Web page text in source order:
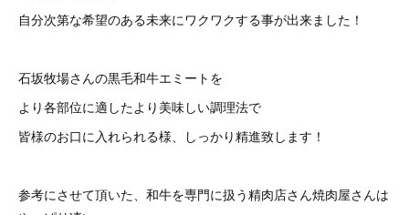
自分次第な希望のある未来にワクワクする事が出来ました！
石坂牧場さんの黒毛和牛エミートを
より各部位に適したより美味しい調理法で
皆様のお口に入れられる様、しっかり精進致します！
参考にさせて頂いた、和牛を専門に扱う精肉店さん焼肉屋さんは